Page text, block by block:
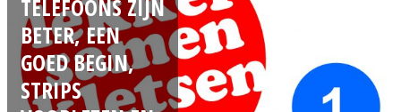
TELEFOONS ZIJN
BETER, EEN
GOED BEGIN,
STRIPS